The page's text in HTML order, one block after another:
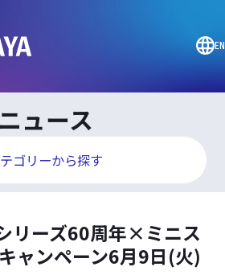
EN
ニュース
ゴリーから探す
リーズ60周年×ミニス
ャンペーン6月9日(火)